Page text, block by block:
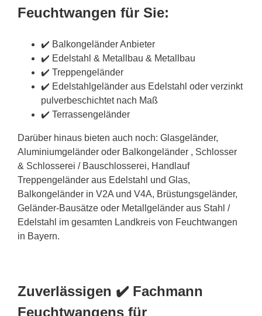
Feuchtwangen für Sie:
✔️ Balkongeländer Anbieter
✔️ Edelstahl & Metallbau & Metallbau
✔️ Treppengeländer
✔️ Edelstahlgeländer aus Edelstahl oder verzinkt
pulverbeschichtet nach Maß
✔️ Terrassengeländer
Darüber hinaus bieten auch noch: Glasgeländer,
Aluminiumgeländer oder Balkongeländer , Schlosser
& Schlosserei / Bauschlosserei, Handlauf
Treppengeländer aus Edelstahl und Glas,
Balkongeländer in V2A und V4A, Brüstungsgeländer,
Geländer-Bausätze oder Metallgeländer aus Stahl /
Edelstahl im gesamten Landkreis von Feuchtwangen
in Bayern.
Zuverlässigen ✔️ Fachmann
Feuchtwangens für